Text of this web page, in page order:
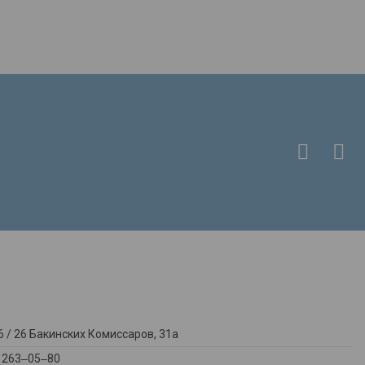
/ ​26 Бакинских Комиссаров, 31а